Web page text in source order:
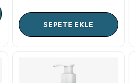
SEPETE EKLE